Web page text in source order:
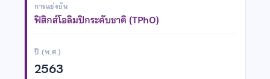
การแข่งขัน
ฟิสิกส์โอลิมปิกระดับชาติ (TPhO)
ปี (พ.ศ.)
2563